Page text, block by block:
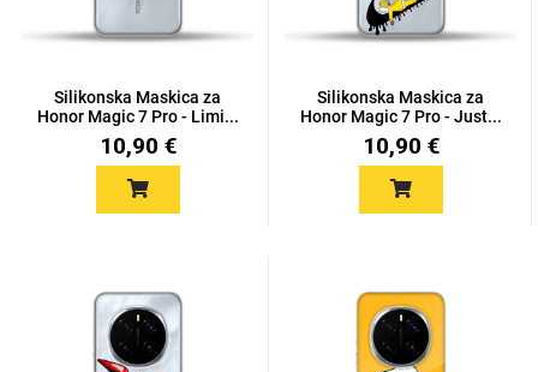
Silikonska Maskica za
Honor Magic 7 Pro - Limi...
10,90 €
Silikonska Maskica za
Honor Magic 7 Pro - Just...
10,90 €